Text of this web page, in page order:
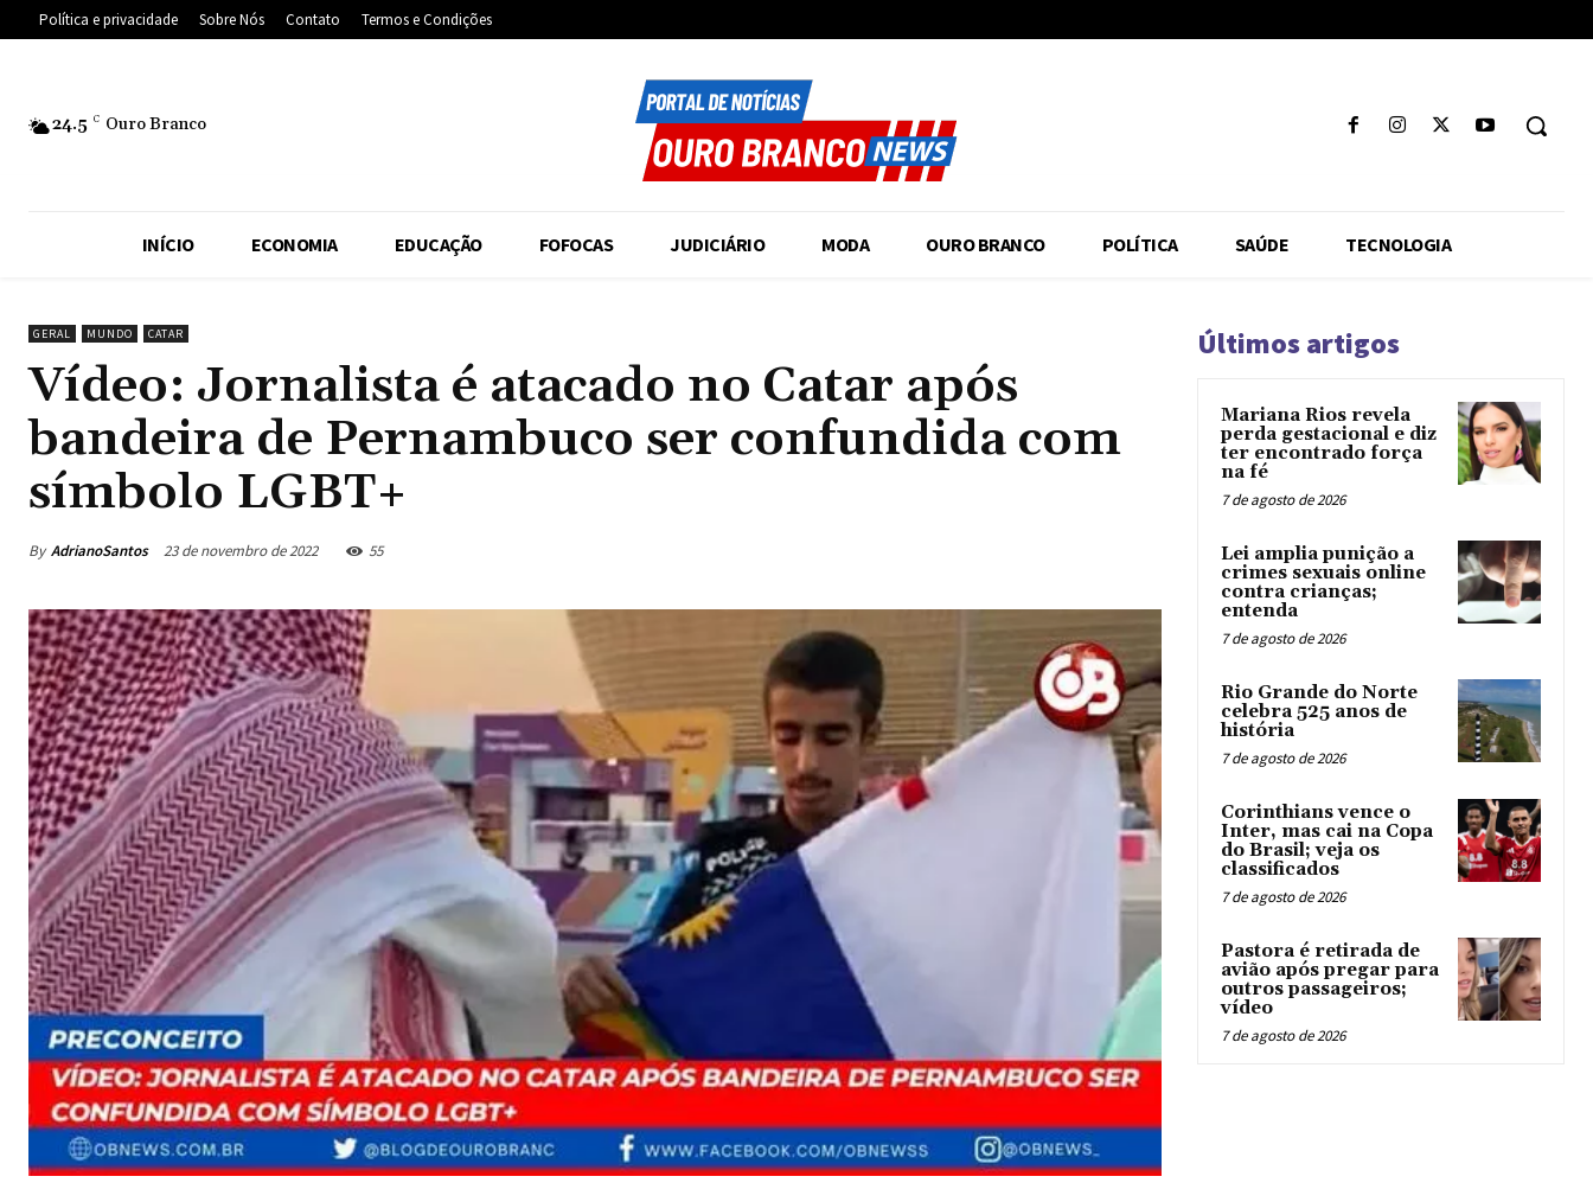
Política e privacidade Sobre Nós Contato Termos e Condições
24.5 C Ouro Branco
INÍCIO ECONOMIA EDUCAÇÃO FOFOCAS JUDICIÁRIO MODA OURO BRANCO POLÍTICA SAÚDE TECNOLOGIA
GERAL MUNDO CATAR
Vídeo: Jornalista é atacado no Catar após
bandeira de Pernambuco ser confundida com
símbolo LGBT+
By AdrianoSantos 23 de novembro de 2022 55
Últimos artigos
Mariana Rios revela
perda gestacional e diz
ter encontrado força
na fé
7 de agosto de 2026
Lei amplia punição a
crimes sexuais online
contra crianças;
entenda
7 de agosto de 2026
Rio Grande do Norte
celebra 525 anos de
história
7 de agosto de 2026
Corinthians vence o
Inter, mas cai na Copa
do Brasil; veja os
classificados
7 de agosto de 2026
Pastora é retirada de
avião após pregar para
outros passageiros;
vídeo
7 de agosto de 2026